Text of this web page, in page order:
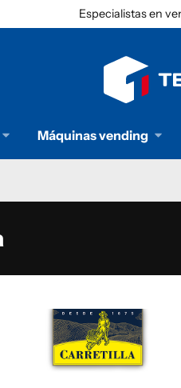
Especialistas en
Máquinas vending